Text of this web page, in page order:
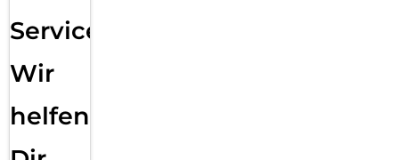
Service:
Wir
helfen